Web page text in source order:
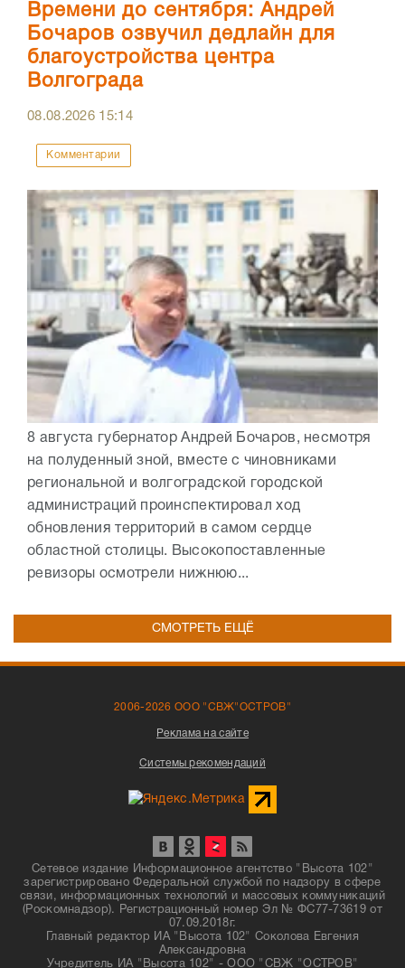
Времени до сентября: Андрей
Бочаров озвучил дедлайн для
благоустройства центра
Волгограда
08.08.2026 15:14
Комментарии
8 августа губернатор Андрей Бочаров, несмотря
на полуденный зной, вместе с чиновниками
региональной и волгоградской городской
администраций проинспектировал ход
обновления территорий в самом сердце
областной столицы. Высокопоставленные
ревизоры осмотрели нижнюю...
СМОТРЕТЬ ЕЩЁ
2006-2026 ООО "СВЖ"ОСТРОВ"
Реклама на сайте
Системы рекомендаций
Сетевое издание Информационное агентство "Высота 102"
зарегистрировано Федеральной службой по надзору в сфере
связи, информационных технологий и массовых коммуникаций
(Роскомнадзор). Регистрационный номер Эл № ФС77-73619 от
07.09.2018г.
Главный редактор ИА "Высота 102" Соколова Евгения
Александровна
Учредитель ИА "Высота 102" - ООО "СВЖ "ОСТРОВ"